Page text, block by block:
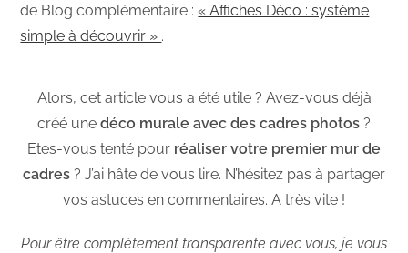
de Blog complémentaire :« Affiches Déco : système
simple à découvrir » .
Alors, cet article vous a été utile ? Avez-vous déjà
créé une déco murale avec des cadres photos ?
Etes-vous tenté pour réaliser votre premier mur de
cadres ? J’ai hâte de vous lire. N’hésitez pas à partager
vos astuces en commentaires. A très vite !
Pour être complètement transparente avec vous, je vous